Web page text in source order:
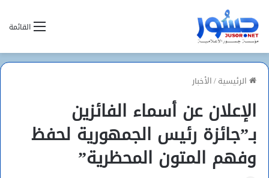
القائمة
الرئيسية/الأخبار
الإعلان عن أسماء الفائزين
بـ”جائزة رئيس الجمهورية لحفظ
وفهم المتون المحظرية”